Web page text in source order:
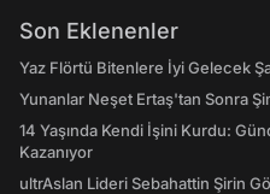
Son Eklenenler
Yaz Flörtü Bitenlere İyi Gelecek
Yunanlar Neşet Ertaş'tan Sonra
14 Yaşında Kendi İşini Kurdu:
Kazanıyor
ultrAslan Lideri Sebahattin Şirin